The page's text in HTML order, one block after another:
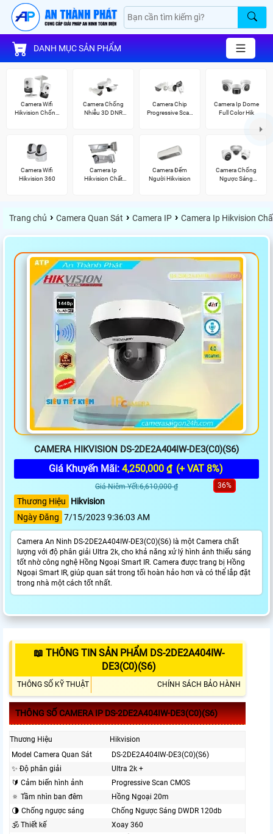
DANH MỤC SẢN PHẨM
Camera Wifi
Hikvision Chống
Camera Chống
Nhiễu 3D DNR
Camera Chip
Progressive Scan
Camera Ip Dome
Full Color Hik
Camera Wifi
Hikvision 360
Camera Ip
Hikvision Chất
Camera Đếm
Người Hikvision
Camera Chống
Ngược Sáng
Trang chủ › Camera Quan Sát › Camera IP › Camera Ip Hikvision
CAMERA HIKVISION DS-2DE2A404IW-DE3(C0)(S6)
Giá Khuyến Mãi: 4,250,000 ₫ (+ VAT 8%)
Giá Niêm Yết:6,610,000 ₫ 36%
Thương Hiệu
Hikvision
Ngày Đăng 7/15/2023 9:36:03 AM
Camera An Ninh DS-2DE2A404IW-DE3(C0)(S6) là một Camera chất
lượng với độ phân giải Ultra 2k, cho khả năng xử lý hình ảnh thiếu sáng
tốt nhờ công nghệ Hồng Ngoại Smart IR. Camera được trang bị Hồng
Ngoại Smart IR, giúp quan sát trong tối hoàn hảo hơn và có thể lắp đặt
trong nhà một cách tốt nhất.
📖 THÔNG TIN SẢN PHẨM DS-2DE2A404IW-
DE3(C0)(S6)
THÔNG SỐ KỸ THUẬT CHÍNH SÁCH BẢO HÀNH
THÔNG SỐ CAMERA IP DS-2DE2A404IW-DE3(C0)(S6)
Thương Hiệu
Hikvision
Model Camera Quan Sát
DS-2DE2A404IW-DE3(C0)(S6)
✨ Độ phân giải
Ultra 2k +
🔰 Cảm biến hình ảnh
Progressive Scan CMOS
🔅 Tầm nhìn ban đêm
Hồng Ngoại 20m
🌗 Chống ngược sáng
Chống Ngược Sáng DWDR 120db
🕉️ Thiết kế
Xoay 360